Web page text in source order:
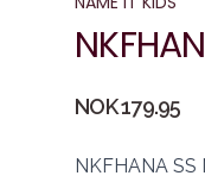
Produktdetaljer
NOK 179.95
Description
NKFHANA